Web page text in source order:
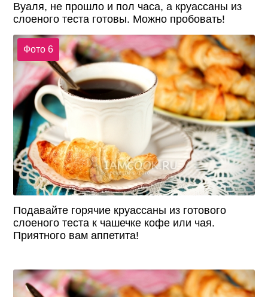
Вуаля, не прошло и пол часа, а круассаны из
слоеного теста готовы. Можно пробовать!
Фото 6
Подавайте горячие круассаны из готового
слоеного теста к чашечке кофе или чая.
Приятного вам аппетита!